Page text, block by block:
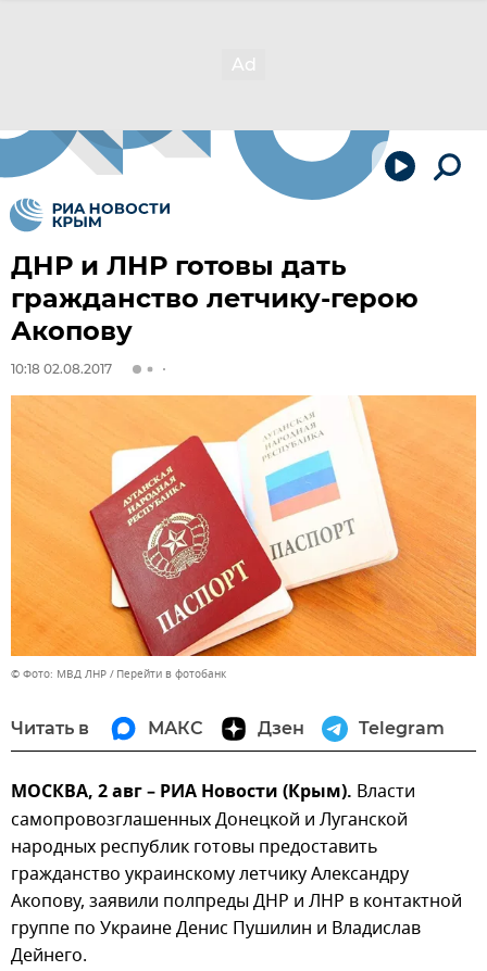
ДНР и ЛНР готовы дать
гражданство летчику-герою
Акопову
10:18 02.08.2017
© Фото: МВД ЛНР Перейти в фотобанк
Читать в МАКС Дзен Telegram
МОСКВА, 2 авг – РИА Новости (Крым). Власти
самопровозглашенных Донецкой и Луганской
народных республик готовы предоставить
гражданство украинскому летчику Александру
Акопову, заявили полпреды ДНР и ЛНР в контактной
группе по Украине Денис Пушилин и Владислав
Дейнего.